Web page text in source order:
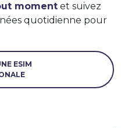
moment et suivez
quotidienne pour
ESIM